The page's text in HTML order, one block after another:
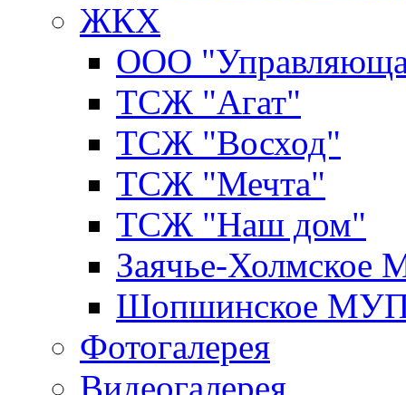
ЖКХ
ООО
ТСЖ "Агат"
ТСЖ "Восход"
ТСЖ "Мечта"
ТСЖ "Наш дом"
Заячье-
Шопшинское
Фотогалерея